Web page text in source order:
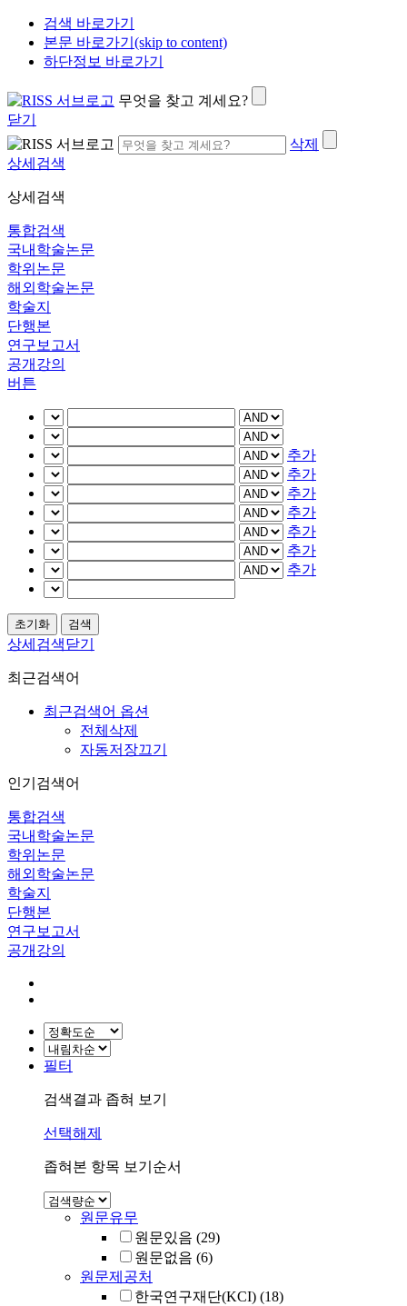
검색 바로가기
본문 바로가기(skip to content)
하단정보 바로가기
무엇을 찾고 계세요?
닫기
삭제
상세검색
상세검색
통합검색
국내학술논문
학위논문
해외학술논문
학술지
단행본
연구보고서
공개강의
버튼
추가
추가
추가
추가
추가
추가
추가
상세검색닫기
최근검색어
최근검색어 옵션
전체삭제
자동저장끄기
인기검색어
통합검색
국내학술논문
학위논문
해외학술논문
학술지
단행본
연구보고서
공개강의
필터
검색결과 좁혀 보기
선택해제
좁혀본 항목 보기순서
원문유무
원문있음 (29)
원문없음 (6)
원문제공처
한국연구재단(KCI) (18)